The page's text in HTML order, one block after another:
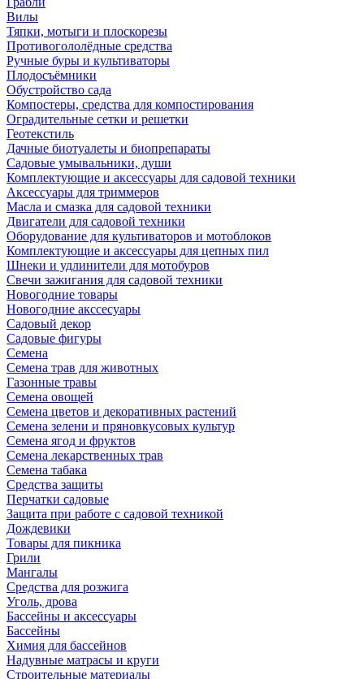
Вилы
Тяпки, мотыги и плоскорезы
Противогололёдные средства
Ручные буры и культиваторы
Плодосъёмники
Обустройство сада
Компостеры, средства для компостирования
Оградительные сетки и решетки
Геотекстиль
Дачные биотуалеты и биопрепараты
Садовые умывальники, души
Комплектующие и аксессуары для садовой техники
Аксессуары для триммеров
Масла и смазка для садовой техники
Двигатели для садовой техники
Оборудование для культиваторов и мотоблоков
Комплектующие и аксессуары для цепных пил
Шнеки и удлинители для мотобуров
Свечи зажигания для садовой техники
Новогодние товары
Новогодние акссесуары
Садовый декор
Садовые фигуры
Семена
Семена трав для животных
Газонные травы
Семена овощей
Семена цветов и декоративных растений
Семена зелени и пряновкусовых культур
Семена ягод и фруктов
Семена лекарственных трав
Семена табака
Средства защиты
Перчатки садовые
Защита при работе с садовой техникой
Дождевики
Товары для пикника
Грили
Мангалы
Средства для розжига
Уголь, дрова
Бассейны и аксессуары
Бассейны
Химия для бассейнов
Надувные матрасы и круги
Строительные материалы